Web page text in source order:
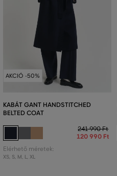
AKCIÓ -50%
KABÁT GANT HANDSTITCHED
BELTED COAT
241 990 Ft
120 990 Ft
Elérhető méretek:
XS, S, M, L, XL